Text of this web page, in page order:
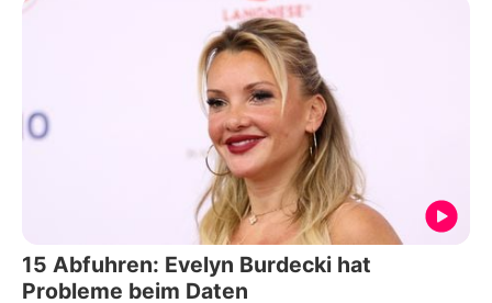
15 Abfuhren: Evelyn Burdecki hat
Probleme beim Daten